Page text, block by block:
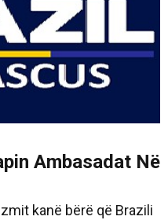
Ambasadat Në
kanë bërë që Brazili